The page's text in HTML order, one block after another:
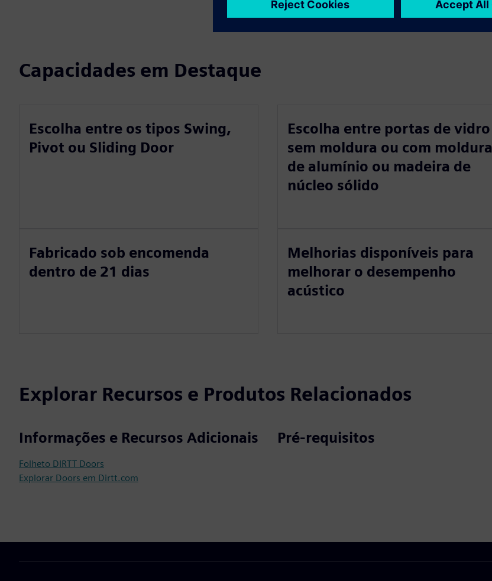
Capacidades em Destaque
Escolha entre os tipos Swing,
Pivot ou Sliding Door
Escolha entre portas de vidro
sem moldura ou com moldura
de alumínio ou madeira de
núcleo sólido
Fabricado sob encomenda
dentro de 21 dias
Melhorias disponíveis para
melhorar o desempenho
acústico
Explorar Recursos e Produtos Relacionados
Informações e Recursos Adicionais
Folheto DIRTT Doors
Explorar Doors em Dirtt.com
Pré-requisitos